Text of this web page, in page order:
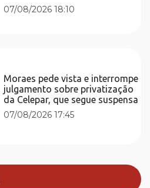
07/08/2026 18:10
Moraes pede vista e interrompe
julgamento sobre privatização
da Celepar, que segue suspensa
07/08/2026 17:45